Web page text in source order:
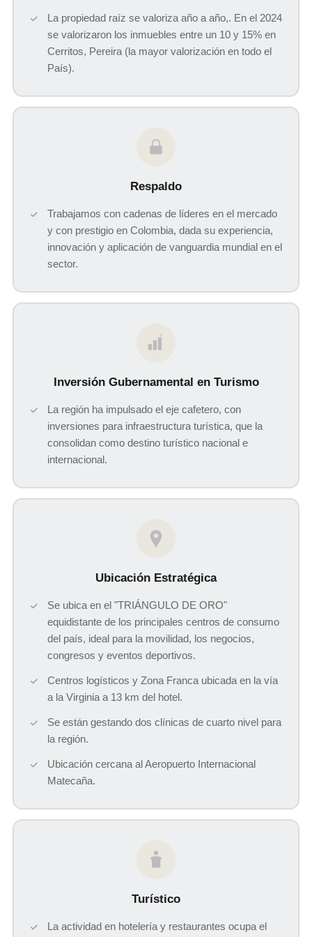
La propiedad raíz se valoriza año a año,. En el 2024
se valorizaron los inmuebles entre un 10 y 15% en
Cerritos, Pereira (la mayor valorización en todo el
País).
Respaldo
Trabajamos con cadenas de líderes en el mercado
y con prestigio en Colombia, dada su experiencia,
innovación y aplicación de vanguardia mundial en el
sector.
$
Inversión Gubernamental en Turismo
La región ha impulsado el eje cafetero, con
inversiones para infraestructura turística, que la
consolidan como destino turístico nacional e
internacional.
Ubicación Estratégica
Se ubica en el "TRIÁNGULO DE ORO"
equidistante de los principales centros de consumo
del país, ideal para la movilidad, los negocios,
congresos y eventos deportivos.
Centros logísticos y Zona Franca ubicada en la vía
a la Virginia a 13 km del hotel.
Se están gestando dos clínicas de cuarto nivel para
la región.
Ubicación cercana al Aeropuerto Internacional
Matecaña.
Turístico
La actividad en hotelería y restaurantes ocupa el